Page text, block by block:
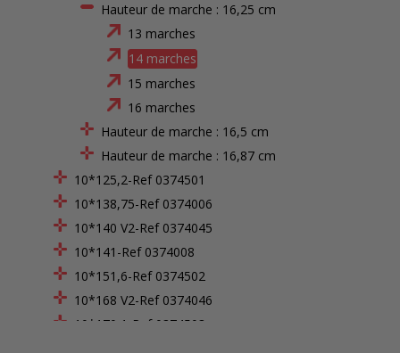
Hauteur de marche : 16,25 cm
13 marches
14 marches
15 marches
16 marches
Hauteur de marche : 16,5 cm
Hauteur de marche : 16,87 cm
10*125,2-Ref 0374501
10*138,75-Ref 0374006
10*140 V2-Ref 0374045
10*141-Ref 0374008
10*151,6-Ref 0374502
10*168 V2-Ref 0374046
10*170,1-Ref 0374503